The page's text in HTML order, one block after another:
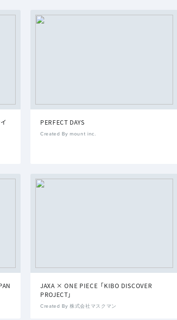
PERFECT DAYS
Created By mount inc.
JAXA × ONE PIECE「KIBO DISCOVER
PROJECT」
Created By 株式会社マスクマン